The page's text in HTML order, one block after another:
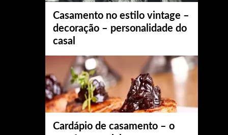
Casamento no estilo vintage –
decoração – personalidade do
casal
Cardápio de casamento – o